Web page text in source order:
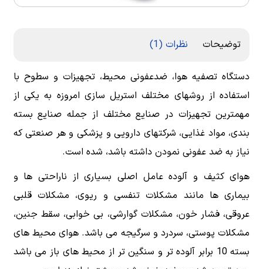
توضیحات نظرات (1)
دستگاه تصفیه هوا، ضدعفونی محیط، تجهیزات و سطوح با
استفاده از روشهای مختلف استریل سازی امروزه به یکی از
مهمترین تجهیزات در صنایع مختلف از جمله صنایع بسته
بندی، مواد غذایی، شرکتهای دارویی و پزشکی و هر صنعتی که
نیاز به ضد عفونی نمودن داشته باشد، شده است.
هوای کثیف و آلوده عامل اصلی بسیاری از ناراحتی ها و
بیماری ها مانند مشکلات تنفسی و ریوی، مشکلات قلبی
عروقی، فشار خون، مشکلات گوارشی، بی خوابی، سقط جنین،
مشکلات پوستی، سردرد و سرگیجه می باشد. هوای محیط های
بسته 10 برابر آلوده تر و سنگین تر از محیط های باز می باشد